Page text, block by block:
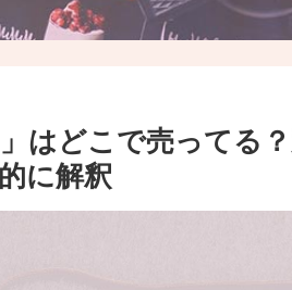
はどこで売ってる
に解釈